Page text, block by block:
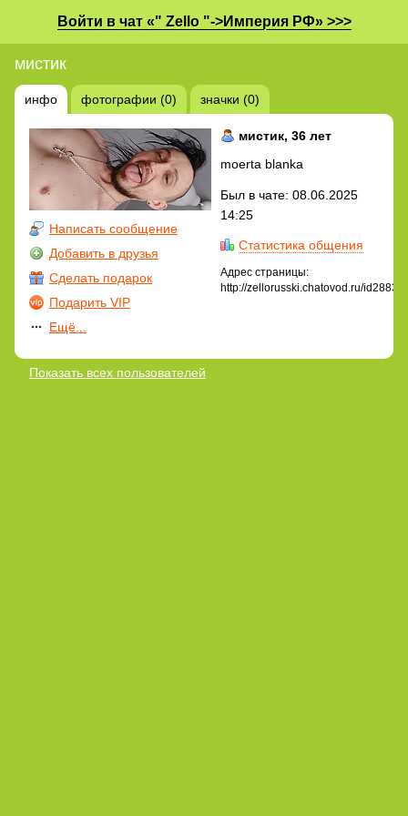
Войти в чат «" Zello "->Империя РФ» >>>
мистик
инфо фотографии (0) значки (0)
Написать сообщение
Добавить в друзья
Сделать подарок
Подарить VIP
Ещё...
мистик, 36 лет
moerta blanka
Был в чате: 08.06.2025
14:25
Статистика общения
Адрес страницы:
http://zellorusski.chatovod.ru/
Показать всех пользователей